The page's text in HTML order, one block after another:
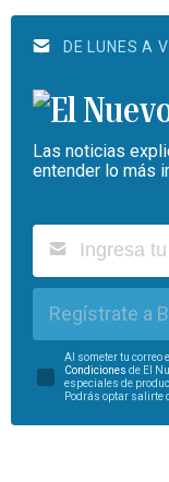
DE LUNES A
Las noticias
entender lo más
Regístrate a
Al someter tu correo
Condiciones de El
especiales de
Podrás optar salirte